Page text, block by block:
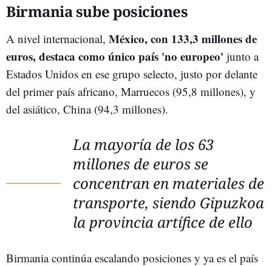
Birmania sube posiciones
A nivel internacional, México, con 133,3 millones de
euros, destaca como único país 'no europeo' junto a
Estados Unidos en ese grupo selecto, justo por delante
del primer país africano, Marruecos (95,8 millones), y
del asiático, China (94,3 millones).
La mayoría de los 63
millones de euros se
concentran en materiales de
transporte, siendo Gipuzkoa
la provincia artífice de ello
Birmania continúa escalando posiciones y ya es el país